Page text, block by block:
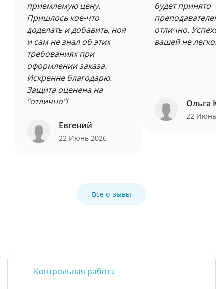
приемлемую цену.
Пришлось кое-что
доделать и добавить, ноя
и сам не знал об этих
требованиях при
оформлении заказа.
Искренне благодарю.
Защита оценена на
"отлично"!
Евгений
22 Июнь 2026
будет принято
преподавателем
отлично.
вашей не легкой
Ольга
22 Июнь
Все отзывы
Контрольная работа